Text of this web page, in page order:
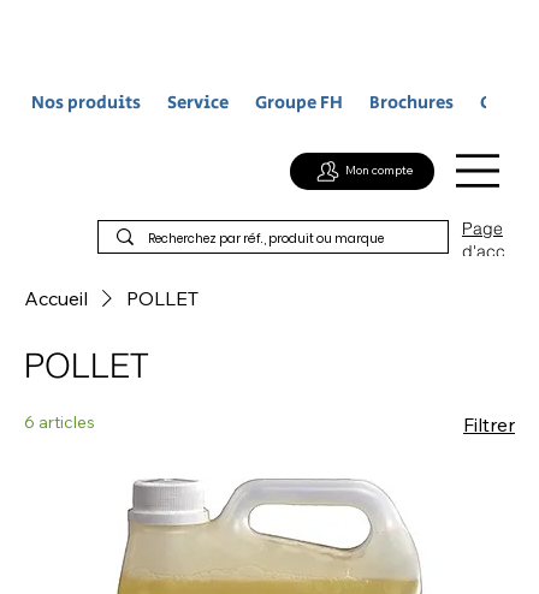
Page
d'acc
Mon compte
Nos produits Service Groupe FH Brochures
Accueil POLLET
POLLET
6 articles Filtrer